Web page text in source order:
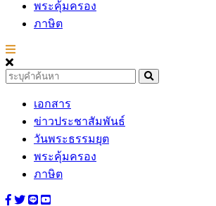
พระคุ้มครอง
ภาษิต
เอกสาร
ข่าวประชาสัมพันธ์
วันพระธรรมยุต
พระคุ้มครอง
ภาษิต